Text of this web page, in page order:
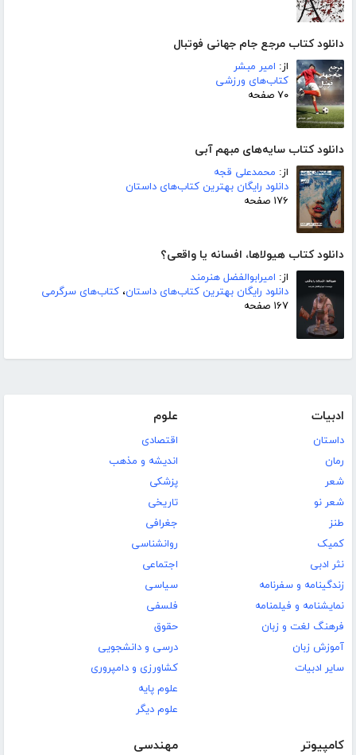
دانلود کتاب مرجع جام جهانی فوتبال
از: امیر مبشر
کتاب‌های ورزشی
۷۰ صفحه
دانلود کتاب سایه‌های مبهم آبی
از: محمدعلی قجه
دانلود رایگان بهترین کتاب‌های داستان
۱۷۶ صفحه
دانلود کتاب هیولاها، افسانه یا واقعی؟
از: امیرابوالفضل هنرمند
دانلود رایگان بهترین کتاب‌های داستان، کتاب‌های سرگرمی
۱۶۷ صفحه
ادبیات
داستان
رمان
شعر
شعر نو
طنز
کمیک
نثر ادبی
زندگینامه و سفرنامه
نمایشنامه و فیلمنامه
فرهنگ لغت و زبان
آموزش زبان
سایر ادبیات
علوم
اقتصادی
اندیشه و مذهب
پزشکی
تاریخی
جغرافی
روانشناسی
اجتماعی
سیاسی
فلسفی
حقوق
درسی و دانشجویی
کشاورزی و دامپروری
علوم پایه
علوم دیگر
کامپیوتر مهندسی